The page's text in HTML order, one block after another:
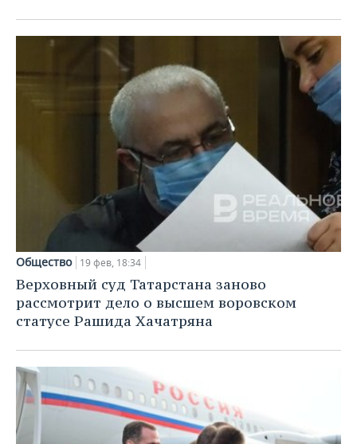
Общество 19 фев, 18:34
Верховный суд Татарстана заново
рассмотрит дело о высшем воровском
статусе Рашида Хачатряна